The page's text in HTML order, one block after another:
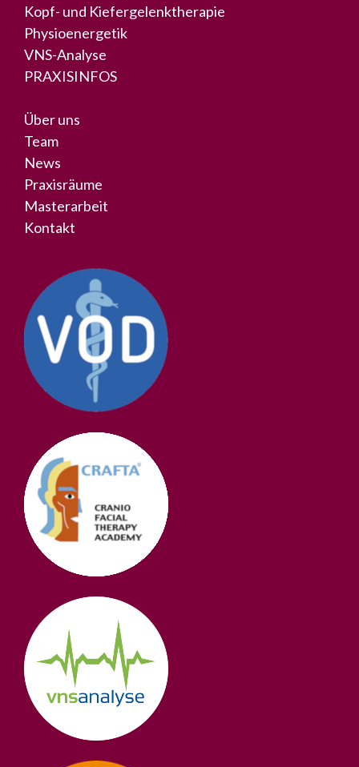
Kopf- und Kiefergelenktherapie
Physioenergetik
VNS-Analyse
PRAXISINFOS
Über uns
Team
News
Praxisräume
Masterarbeit
Kontakt